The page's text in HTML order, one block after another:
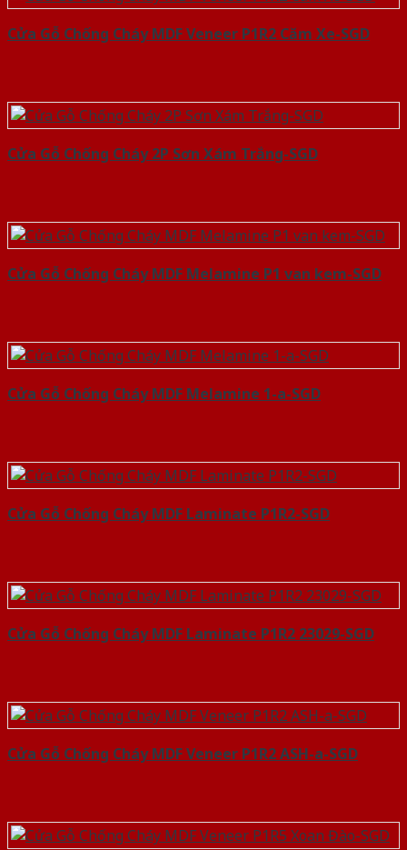
Cửa Gỗ Chống Cháy MDF Veneer P1R2 Căm Xe-SGD
Cửa Gỗ Chống Cháy 2P Sơn Xám Trắng-SGD
Cửa Gỗ Chống Cháy MDF Melamine P1 van kem-SGD
Cửa Gỗ Chống Cháy MDF Melamine 1-a-SGD
Cửa Gỗ Chống Cháy MDF Laminate P1R2-SGD
Cửa Gỗ Chống Cháy MDF Laminate P1R2 23029-SGD
Cửa Gỗ Chống Cháy MDF Veneer P1R2 ASH-a-SGD